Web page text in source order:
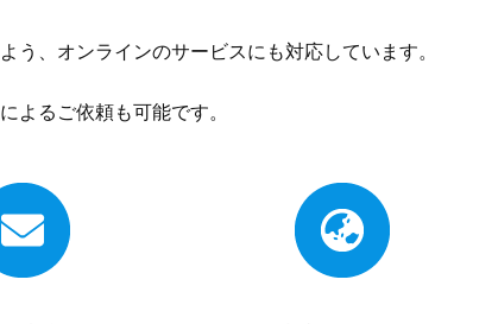
、オンラインのサービスにも対応しています。
よるご依頼も可能です。